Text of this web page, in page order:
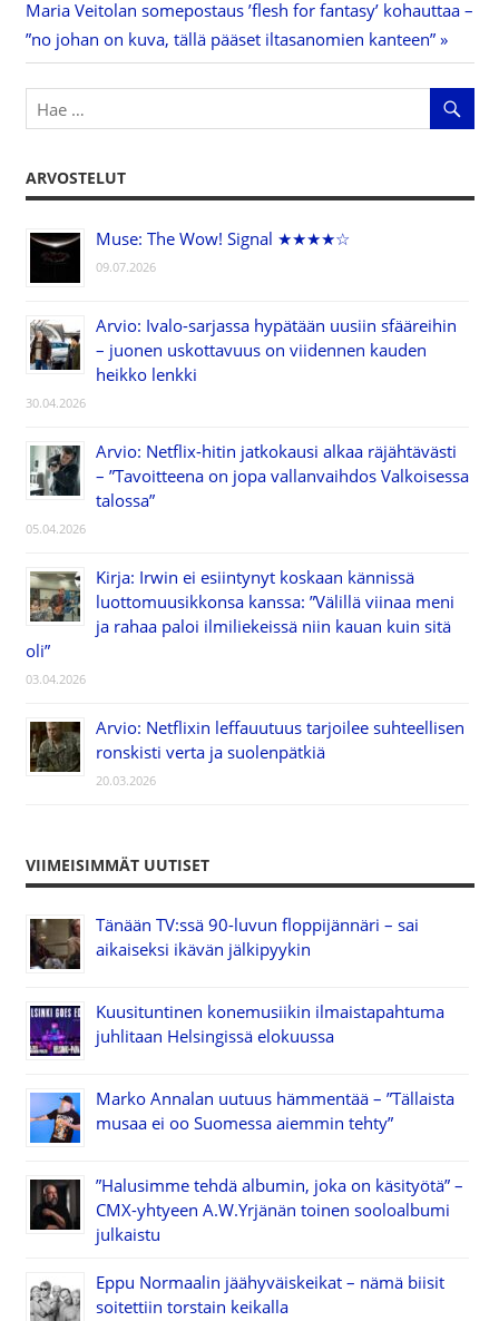
selaus
Next
Post:
Maria Veitolan somepostaus ’flesh for fantasy’ kohauttaa –
”no johan on kuva, tällä pääset iltasanomien kanteen”
ARVOSTELUT
Muse: The Wow! Signal ★★★★☆
09.07.2026
Arvio: Ivalo-sarjassa hypätään uusiin sfääreihin
– juonen uskottavuus on viidennen kauden
heikko lenkki
30.04.2026
Arvio: Netflix-hitin jatkokausi alkaa räjähtävästi
– ”Tavoitteena on jopa vallanvaihdos Valkoisessa
talossa”
05.04.2026
Kirja: Irwin ei esiintynyt koskaan kännissä
luottomuusikkonsa kanssa: ”Välillä viinaa meni
ja rahaa paloi ilmiliekeissä niin kauan kuin sitä
oli”
03.04.2026
Arvio: Netflixin leffauutuus tarjoilee suhteellisen
ronskisti verta ja suolenpätkiä
20.03.2026
VIIMEISIMMÄT UUTISET
Tänään TV:ssä 90-luvun floppijännäri – sai
aikaiseksi ikävän jälkipyykin
Kuusituntinen konemusiikin ilmaistapahtuma
juhlitaan Helsingissä elokuussa
Marko Annalan uutuus hämmentää – ”Tällaista
musaa ei oo Suomessa aiemmin tehty”
”Halusimme tehdä albumin, joka on käsityötä” –
CMX-yhtyeen A.W.Yrjänän toinen sooloalbumi
julkaistu
Eppu Normaalin jäähyväiskeikat – nämä biisit
soitettiin torstain keikalla